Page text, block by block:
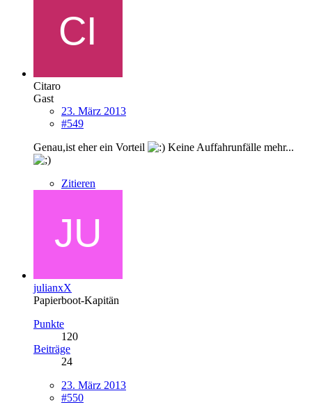
Citaro
Gast
23. März 2013
#549
Genau,ist eher ein Vorteil
Keine Auffahrunfälle mehr...
Zitieren
julianxX
Papierboot-Kapitän
Punkte
120
Beiträge
24
23. März 2013
#550